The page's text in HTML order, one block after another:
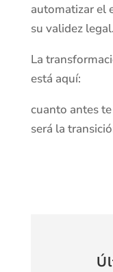
automatizar el
su validez legal.
La
está aquí:
cuanto antes
será la